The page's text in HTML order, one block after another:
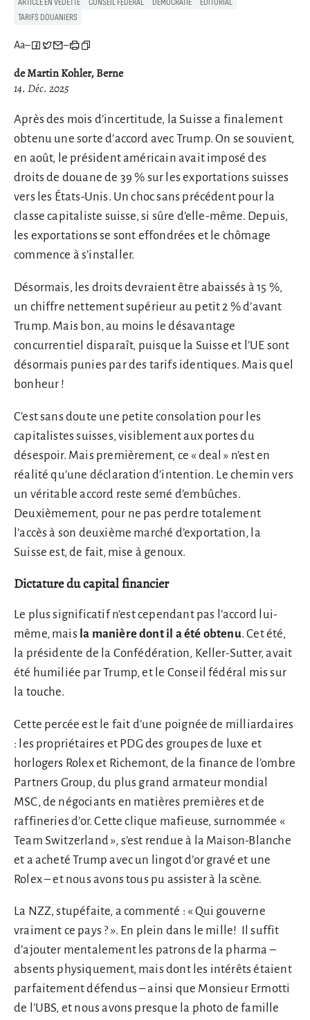
ARTICLE EN VEDETTE CONSEIL FÉDÉRAL DÉMOCRATIE
EDITORIAL
TARIFS DOUANIERS
Aa– –
de Martin Kohler, Berne
14. Déc. 2025
Après des mois d’incertitude, la Suisse a finalement
obtenu une sorte d’accord avec Trump. On se souvient,
en août, le président américain avait imposé des
droits de douane de 39 % sur les exportations suisses
vers les États-Unis. Un choc sans précédent pour la
classe capitaliste suisse, si sûre d’elle-même. Depuis,
les exportations se sont effondrées et le chômage
commence à s’installer.
Désormais, les droits devraient être abaissés à 15 %,
un chiffre nettement supérieur au petit 2 % d’avant
Trump. Mais bon, au moins le désavantage
concurrentiel disparaît, puisque la Suisse et l’UE sont
désormais punies par des tarifs identiques. Mais quel
bonheur !
C’est sans doute une petite consolation pour les
capitalistes suisses, visiblement aux portes du
désespoir. Mais premièrement, ce « deal » n’est en
réalité qu’une déclaration d’intention. Le chemin vers
un véritable accord reste semé d’embûches.
Deuxièmement, pour ne pas perdre totalement
l’accès à son deuxième marché d’exportation, la
Suisse est, de fait, mise à genoux.
Dictature du capital financier
Le plus significatif n’est cependant pas l’accord lui-
même, mais la manière dont il a été obtenu. Cet été,
la présidente de la Confédération, Keller-Sutter, avait
été humiliée par Trump, et le Conseil fédéral mis sur
la touche.
Cette percée est le fait d’une poignée de milliardaires
: les propriétaires et PDG des groupes de luxe et
horlogers Rolex et Richemont, de la finance de l’ombre
Partners Group, du plus grand armateur mondial
MSC, de négociants en matières premières et de
raffineries d’or. Cette clique mafieuse, surnommée «
Team Switzerland », s’est rendue à la Maison-Blanche
et a acheté Trump avec un lingot d’or gravé et une
Rolex – et nous avons tous pu assister à la scène.
La NZZ, stupéfaite, a commenté : « Qui gouverne
vraiment ce pays ? ». En plein dans le mille! Il suffit
d’ajouter mentalement les patrons de la pharma –
absents physiquement, mais dont les intérêts étaient
parfaitement défendus – ainsi que Monsieur Ermotti
de l’UBS, et nous avons presque la photo de famille